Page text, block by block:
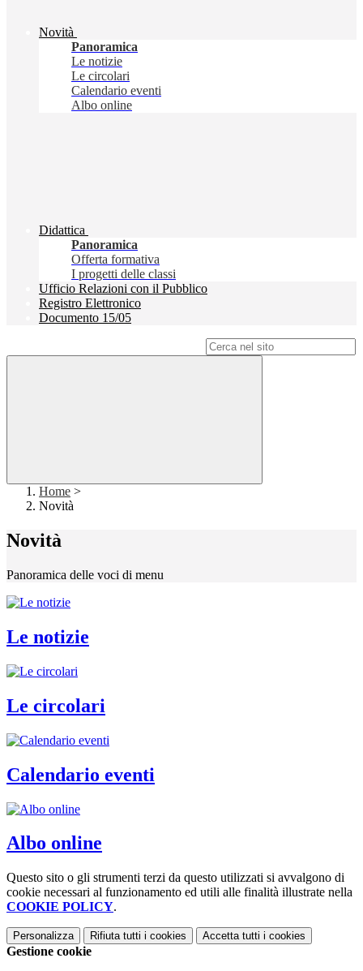
Novità
Panoramica
Le notizie
Le circolari
Calendario eventi
Albo online
Didattica
Panoramica
Offerta formativa
I progetti delle classi
Ufficio Relazioni con il Pubblico
Registro Elettronico
Documento 15/05
Home >
Novità
Novità
Panoramica delle voci di menu
Le notizie
Le circolari
Calendario eventi
Albo online
Questo sito o gli strumenti terzi da questo utilizzati si avvalgono di
cookie necessari al funzionamento ed utili alle finalità illustrate nella
COOKIE POLICY.
Personalizza Rifiuta tutti i cookies Accetta tutti i cookies
Gestione cookie